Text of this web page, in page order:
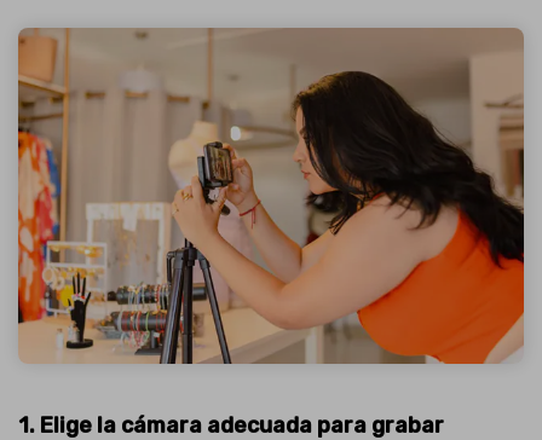
1. Elige la cámara adecuada para grabar